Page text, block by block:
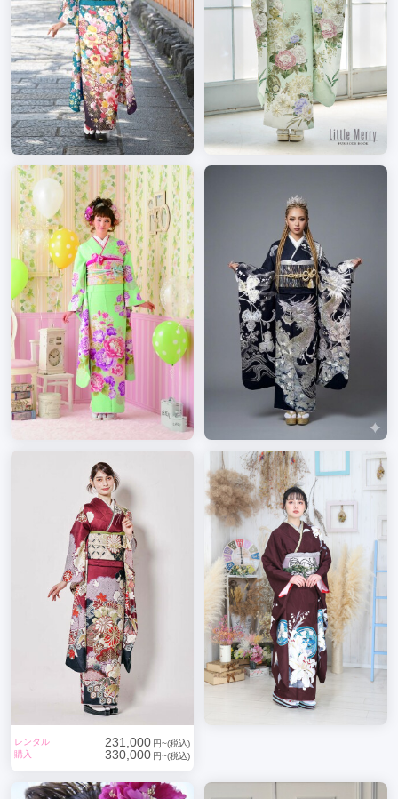
レンタル 231,000 円~(税込)
購入
330,000 円~(税込)